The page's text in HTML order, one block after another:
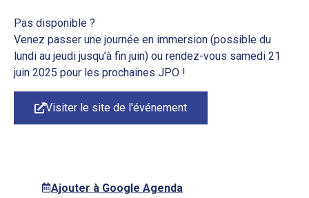
Pas disponible ?
Venez passer une journée en immersion (possible du
lundi au jeudi jusqu’à fin juin) ou rendez-vous samedi 21
juin 2025 pour les prochaines JPO !
Visiter le site de l'événement
Ajouter à Google Agenda